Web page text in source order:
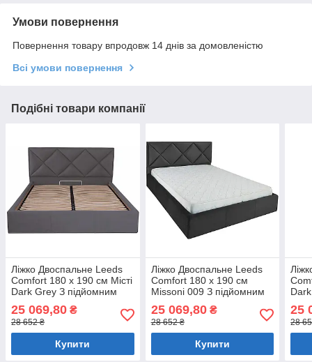
Умови повернення
Повернення товару впродовж 14 днів за домовленістю
Всі умови повернення
Подібні товари компанії
Ліжко Двоспальне Leeds
Comfort 180 х 190 см Місті
Dark Grey З підйомним
механізмом та нішою для
білизни Темно-сірий
25 069,80 ₴
28 652 ₴
Купити
Ліжко Двоспальне Leeds
Comfort 180 х 190 см
Missoni 009 З підйомним
механізмом та нішою для
білизни Темно-сірий
25 069,80₴
28 652 ₴
Купити
25
28